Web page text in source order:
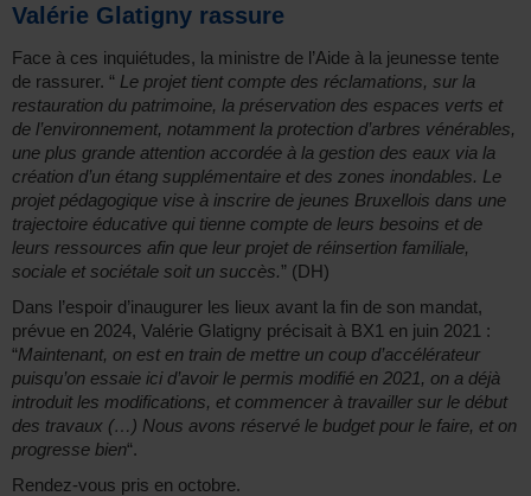
Valérie Glatigny rassure
Face à ces inquiétudes, la ministre de l’Aide à la jeunesse tente
de rassurer. “ Le projet tient compte des réclamations, sur la
restauration du patrimoine, la préservation des espaces verts et
de l’environnement, notamment la protection d’arbres vénérables,
une plus grande attention accordée à la gestion des eaux via la
création d’un étang supplémentaire et des zones inondables. Le
projet pédagogique vise à inscrire de jeunes Bruxellois dans une
trajectoire éducative qui tienne compte de leurs besoins et de
leurs ressources afin que leur projet de réinsertion familiale,
sociale et sociétale soit un succès.” (DH)
Dans l’espoir d’inaugurer les lieux avant la fin de son mandat,
prévue en 2024, Valérie Glatigny précisait à BX1 en juin 2021 :
“Maintenant, on est en train de mettre un coup d’accélérateur
puisqu’on essaie ici d’avoir le permis modifié en 2021, on a déjà
introduit les modifications, et commencer à travailler sur le début
des travaux (…) Nous avons réservé le budget pour le faire, et on
progresse bien“.
Rendez-vous pris en octobre.